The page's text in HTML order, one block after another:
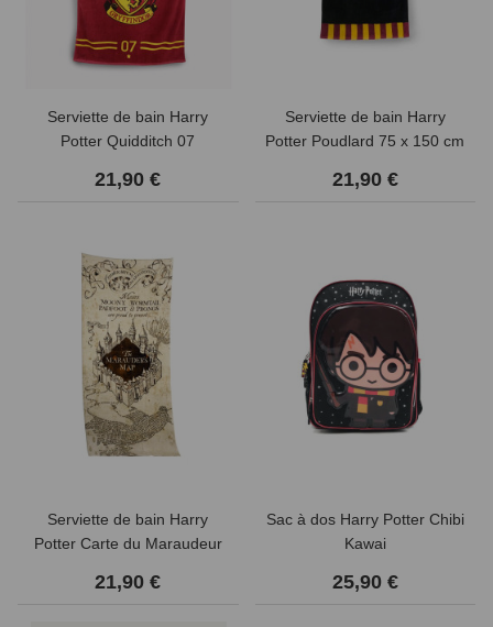
Serviette de bain Harry
Potter Quidditch 07
21,90 €
Serviette de bain Harry
Potter Poudlard 75 x 150 cm
21,90 €
Serviette de bain Harry
Potter Carte du Maraudeur
21,90 €
Sac à dos Harry Potter Chibi
Kawai
25,90 €